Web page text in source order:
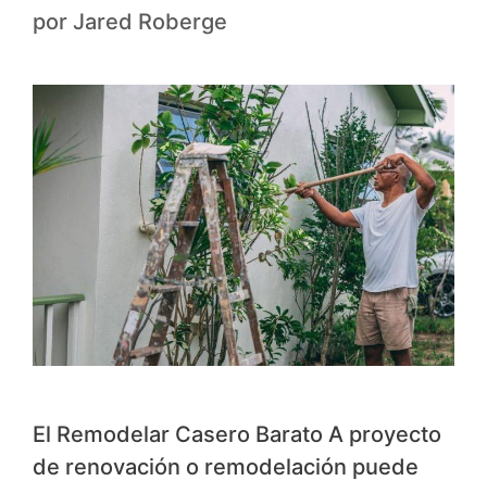
por Jared Roberge
El Remodelar Casero Barato A proyecto
de renovación o remodelación puede